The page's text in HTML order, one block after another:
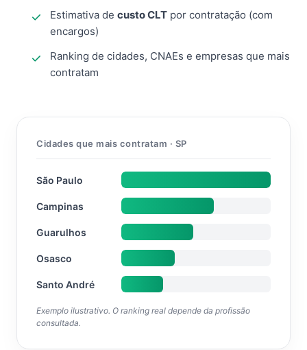
Estimativa de custo CLT por contratação (com
encargos)
Ranking de cidades, CNAEs e empresas que mais
contratam
Cidades que mais contratam · SP
São Paulo
Campinas
Guarulhos
Osasco
Santo André
Exemplo ilustrativo. O ranking real depende da profissão
consultada.